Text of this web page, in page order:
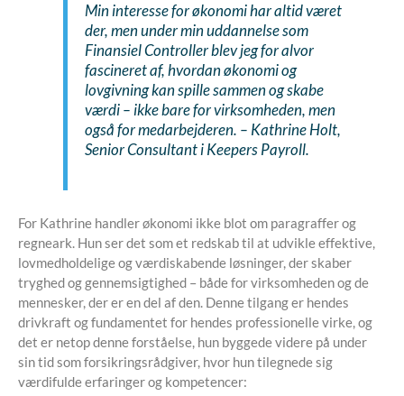
Min interesse for økonomi har altid været
der, men under min uddannelse som
Finansiel Controller blev jeg for alvor
fascineret af, hvordan økonomi og
lovgivning kan spille sammen og skabe
værdi – ikke bare for virksomheden, men
også for medarbejderen. – Kathrine Holt,
Senior Consultant i Keepers Payroll.
For Kathrine handler økonomi ikke blot om paragraffer og
regneark. Hun ser det som et redskab til at udvikle effektive,
lovmedholdelige og værdiskabende løsninger, der skaber
tryghed og gennemsigtighed – både for virksomheden og de
mennesker, der er en del af den. Denne tilgang er hendes
drivkraft og fundamentet for hendes professionelle virke, og
det er netop denne forståelse, hun byggede videre på under
sin tid som forsikringsrådgiver, hvor hun tilegnede sig
værdifulde erfaringer og kompetencer: